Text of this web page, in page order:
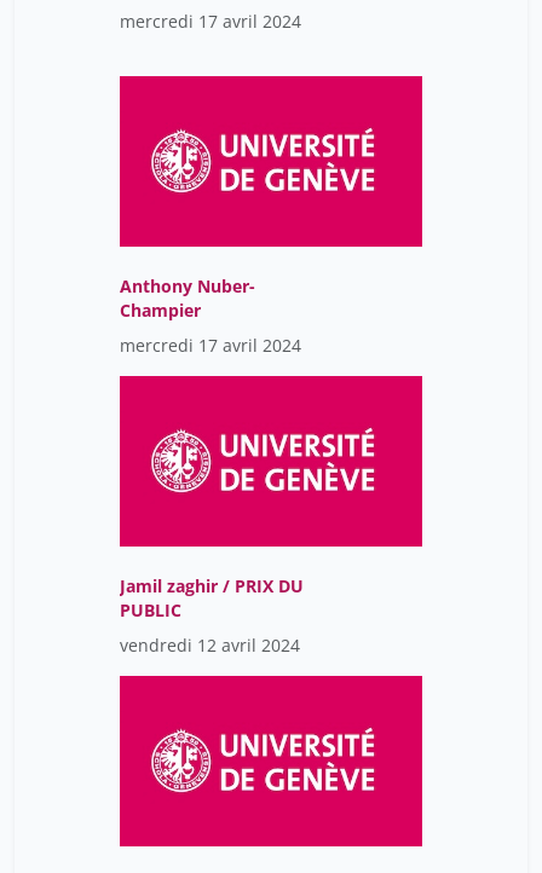
mercredi 17 avril 2024
Anthony Nuber-
Champier
mercredi 17 avril 2024
Jamil zaghir / PRIX DU
PUBLIC
vendredi 12 avril 2024